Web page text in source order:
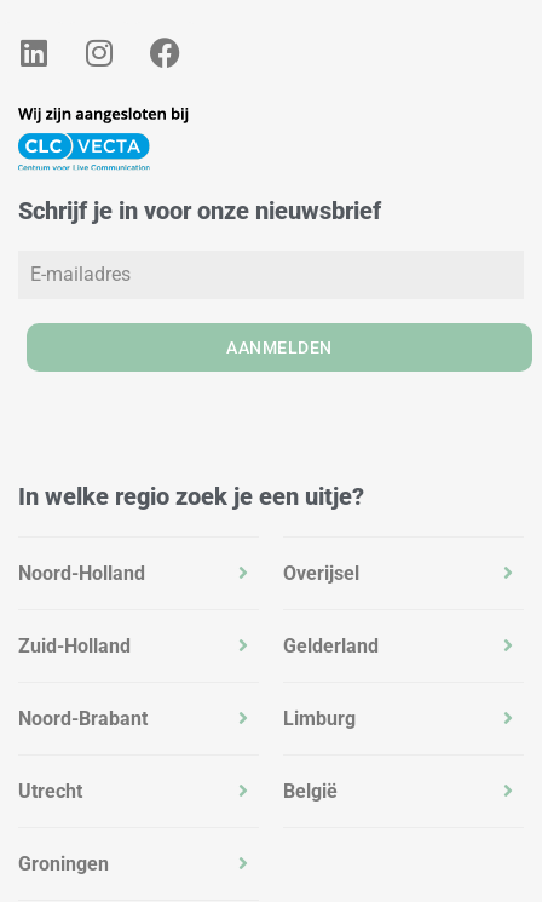
L
i
k
e
i
I
n
t
a
r
m
F
a
e
o
Schrijf je in voor onze nieuwsbrief
AANMELDEN
In welke regio zoek je een uitje?
Noord-Holland
Zuid-Holland
Noord-Brabant
Utrecht
Groningen
Overijsel
Gelderland
Limburg
België